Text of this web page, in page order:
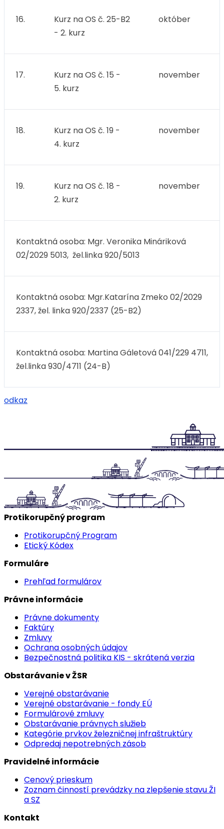
16.
Kurz na OS č. 25-B2
- 2. kurz
október
17.
Kurz na OS č. 15 -
5. kurz
november
18.
Kurz na OS č. 19 -
4. kurz
november
19.
Kurz na OS č. 18 -
2. kurz
november
Kontaktná osoba: Mgr. Veronika Mináriková
02/2029 5013, žel.linka 920/5013
Kontaktná osoba: Mgr.Katarína Zmeko 02/2029
2337, žel. linka 920/2337 (25-B2)
Kontaktná osoba: Martina Gáletová 041/229 4711,
žel.linka 930/4711 (24-B)
odkaz
Protikorupčný program
Protikorupčný Program
Etický Kódex
Formuláre
Prehľad formulárov
Právne informácie
Právne dokumenty
Faktúry
Zmluvy
Ochrana osobných údajov
Bezpečnostná politika KIS - skrátená verzia
Obstarávanie v ŽSR
Verejné obstarávanie
Verejné obstarávanie - fondy EÚ
Formulárové zmluvy
Obstarávanie právnych služieb
Kategórie prvkov železničnej infraštruktúry
Odpredaj nepotrebných zásob
Pravidelné informácie
Cenový prieskum
Zoznam činností prevádzky na zlepšenie stavu ŽI
a SZ
Kontakt